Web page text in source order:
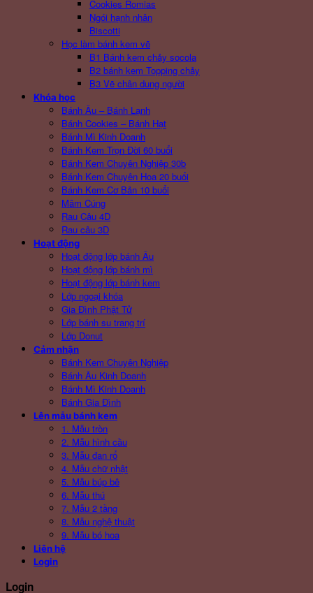
Cookies Romias
Ngói hạnh nhân
Biscotti
Học làm bánh kem vẽ
B1 Bánh kem chảy socola
B2 bánh kem Topping chảy
B3 Vẽ chân dung người
Khóa học
Bánh Âu – Bánh Lạnh
Bánh Cookies – Bánh Hạt
Bánh Mì Kinh Doanh
Bánh Kem Trọn Đời 60 buổi
Bánh Kem Chuyên Nghiệp 30b
Bánh Kem Chuyên Hoa 20 buổi
Bánh Kem Cơ Bản 10 buổi
Mâm Cúng
Rau Câu 4D
Rau câu 3D
Hoạt động
Hoạt động lớp bánh Âu
Hoạt động lớp bánh mì
Hoạt động lớp bánh kem
Lớp ngoại khóa
Gia Đình Phật Tử
Lớp bánh su trang trí
Lớp Donut
Cảm nhận
Bánh Kem Chuyên Nghiệp
Bánh Âu Kinh Doanh
Bánh Mì Kinh Doanh
Bánh Gia Đình
Lên mẫu bánh kem
1. Mẫu tròn
2. Mẫu hình cầu
3. Mẫu đan rổ
4. Mẫu chữ nhật
5. Mẫu búp bê
6. Mẫu thú
7. Mẫu 2 tầng
8. Mẫu nghệ thuật
9. Mẫu bó hoa
Liên hệ
Login
Login